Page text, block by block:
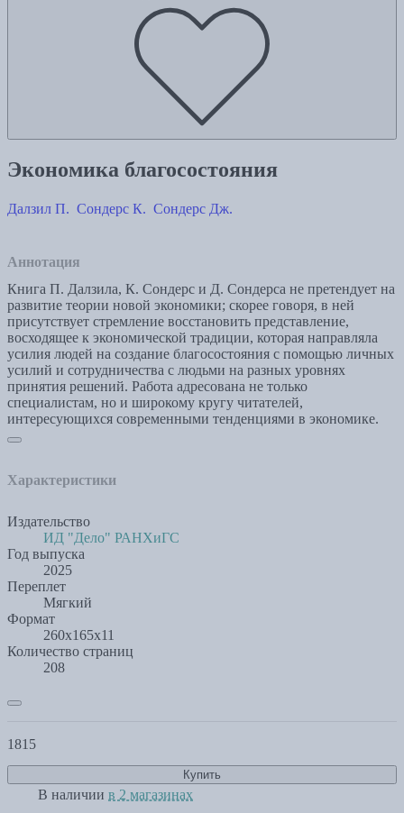
Экономика благосостояния
Далзил П. Сондерс К. Сондерс Дж.
Аннотация
Книга П. Далзила, К. Сондерс и Д. Сондерса не претендует на
развитие теории новой экономики; скорее говоря, в ней
присутствует стремление восстановить представление,
восходящее к экономической традиции, которая направляла
усилия людей на создание благосостояния с помощью личных
усилий и сотрудничества с людьми на разных уровнях
принятия решений. Работа адресована не только
специалистам, но и широкому кругу читателей,
интересующихся современными тенденциями в экономике.
Характеристики
Издательство
ИД "Дело" РАНХиГС
Год выпуска
2025
Переплет
Мягкий
Формат
260x165x11
Количество страниц
208
1815
Купить
В наличии в 2 магазинах